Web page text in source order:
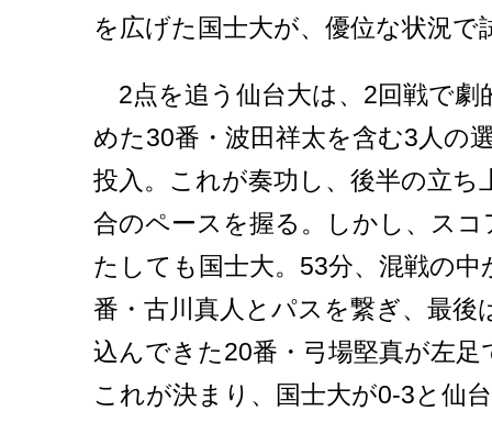
を広げた国士大が、優位な状況で
2点を追う仙台大は、2回戦で劇
めた30番・波田祥太を含む3人の
投入。これが奏功し、後半の立ち
合のペースを握る。しかし、ス
たしても国士大。53分、混戦の中
番・古川真人とパスを繋ぎ、最後
込んできた20番・弓場堅真が左
これが決まり、国士大が0-3と仙